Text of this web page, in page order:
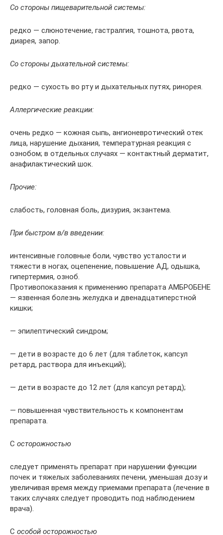
Со стороны пищеварительной системы:
редко — слюнотечение, гастралгия, тошнота, рвота,
диарея, запор.
Со стороны дыхательной системы:
редко — сухость во рту и дыхательных путях, ринорея.
Аллергические реакции:
очень редко — кожная сыпь, ангионевротический отек
лица, нарушение дыхания, температурная реакция с
ознобом; в отдельных случаях — контактный дерматит,
анафилактический шок.
Прочие:
слабость, головная боль, дизурия, экзантема.
При быстром в/в введении:
интенсивные головные боли, чувство усталости и
тяжести в ногах, оцепенение, повышение АД, одышка,
гипертермия, озноб.
Противопоказания к применению препарата АМБРОБЕНЕ
— язвенная болезнь желудка и двенадцатиперстной
кишки;
— эпилептический синдром;
— дети в возрасте до 6 лет (для таблеток, капсул
ретард, раствора для инъекций);
— дети в возрасте до 12 лет (для капсул ретард);
— повышенная чувствительность к компонентам
препарата.
С осторожностью
следует применять препарат при нарушении функции
почек и тяжелых заболеваниях печени, уменьшая дозу и
увеличивая время между приемами препарата (лечение в
таких случаях следует проводить под наблюдением
врача).
С особой осторожностью